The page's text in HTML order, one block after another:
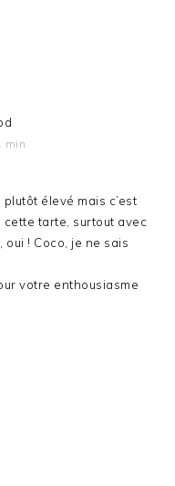
min
élevé mais c’est
cette tarte, surtout avec
oui ! Coco, je ne sais
votre enthousiasme